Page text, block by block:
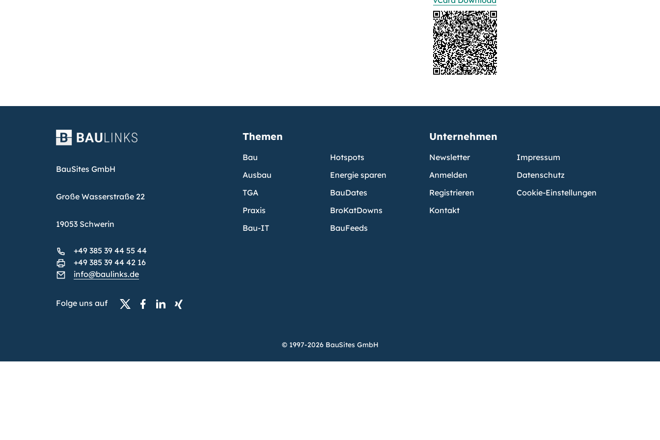
BauSites GmbH
Große Wasserstraße 22
19053 Schwerin
+49 385 39 44 55 44
+49 385 39 44 42 16
info@baulinks.de
Folge uns auf
Themen
Bau
Ausbau
TGA
Praxis
Bau-IT
Hotspots
Energie sparen
BauDates
BroKatDowns
BauFeeds
Unternehmen
Newsletter
Anmelden
Registrieren
Kontakt
Impressum
Datenschutz
Cookie-Einstellungen
© 1997-2026 BauSites GmbH